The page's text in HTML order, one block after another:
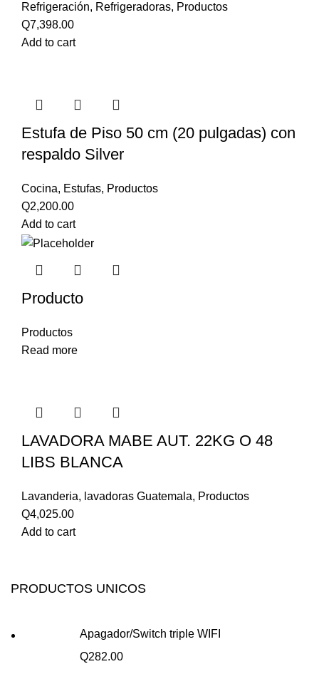
Refrigeración, Refrigeradoras, Productos
Q7,398.00
Add to cart
Estufa de Piso 50 cm (20 pulgadas) con
respaldo Silver
Cocina, Estufas, Productos
Q2,200.00
Add to cart
Producto
Productos
Read more
LAVADORA MABE AUT. 22KG O 48
LIBS BLANCA
Lavanderia, lavadoras Guatemala, Productos
Q4,025.00
Add to cart
PRODUCTOS UNICOS
Apagador/Switch triple WIFI
Q282.00